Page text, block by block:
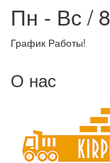
Пн - Вс /
График Работы!
О нас